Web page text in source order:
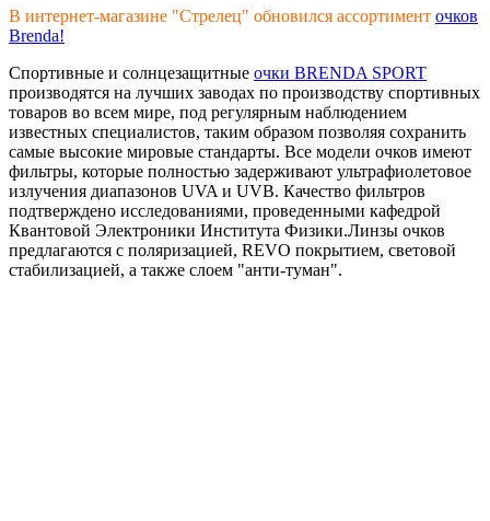
В интернет-магазине "Стрелец" обновился ассортимент очков
Brenda!
Спортивные и солнцезащитные очки BRENDA SPORT
производятся на лучших заводах по производству спортивных
товаров во всем мире, под регулярным наблюдением
известных специалистов, таким образом позволяя сохранить
самые высокие мировые стандарты. Все модели очков имеют
фильтры, которые полностью задерживают ультрафиолетовое
излучения диапазонов UVA и UVB. Качество фильтров
подтверждено исследованиями, проведенными кафедрой
Квантовой Электроники Института Физики.Линзы очков
предлагаются с поляризацией, REVO покрытием, световой
стабилизацией, а также слоем "анти-туман".